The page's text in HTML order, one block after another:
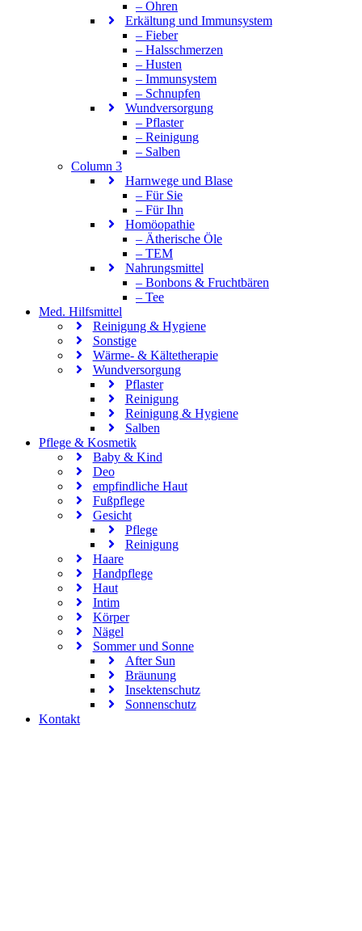
– Ohren
Erkältung und Immunsystem
– Fieber
– Halsschmerzen
– Husten
– Immunsystem
– Schnupfen
Wundversorgung
– Pflaster
– Reinigung
– Salben
Column 3
Harnwege und Blase
– Für Sie
– Für Ihn
Homöopathie
– Ätherische Öle
– TEM
Nahrungsmittel
– Bonbons & Fruchtbären
– Tee
Med. Hilfsmittel
Reinigung & Hygiene
Sonstige
Wärme- & Kältetherapie
Wundversorgung
Pflaster
Reinigung
Reinigung & Hygiene
Salben
Pflege & Kosmetik
Baby & Kind
Deo
empfindliche Haut
Fußpflege
Gesicht
Pflege
Reinigung
Haare
Handpflege
Haut
Intim
Körper
Nägel
Sommer und Sonne
After Sun
Bräunung
Insektenschutz
Sonnenschutz
Kontakt